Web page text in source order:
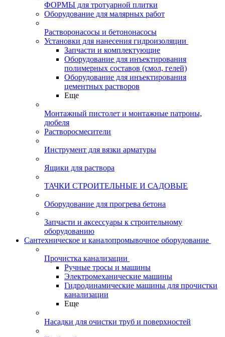
ФОРМЫ для тротуарной плитки
Оборудование для малярных работ
Растворонасосы и бетононасосы
Установки для нанесения гидроизоляции
Запчасти и комплектующие
Оборудование для инъектирования
полимерных составов (смол, гелей)
Оборудование для инъектирования
цементных растворов
Еще
Монтажный пистолет и монтажные патроны,
дюбеля
Растворосмесители
Инструмент для вязки арматуры
Ящики для раствора
ТАЧКИ СТРОИТЕЛЬНЫЕ И САДОВЫЕ
Оборудование для прогрева бетона
Запчасти и аксессуары к строительному
оборудованию
Сантехническое и каналопромывочное оборудование
Прочистка канализации
Ручные тросы и машины
Электромеханические машины
Гидродинамические машины для прочистки
канализации
Еще
Насадки для очистки труб и поверхностей